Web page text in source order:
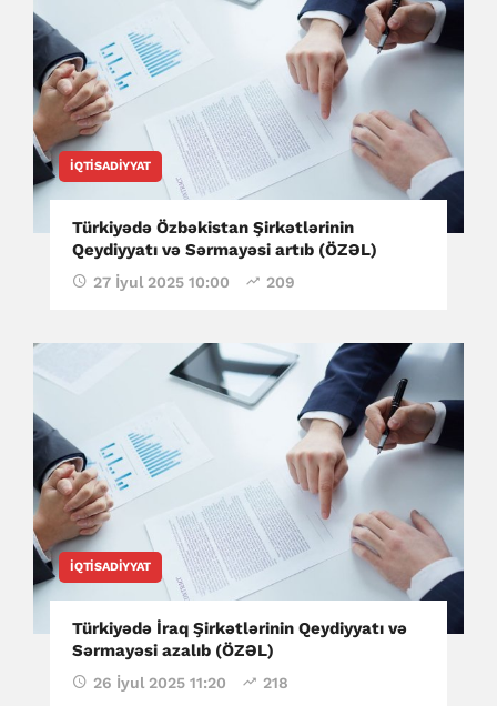
İQTISADIYYAT
Türkiyədə Özbəkistan Şirkətlərinin
Qeydiyyatı və Sərmayəsi artıb (ÖZƏL)
27 İyul 2025 10:00 209
İQTISADIYYAT
Türkiyədə İraq Şirkətlərinin Qeydiyyatı və
Sərmayəsi azalıb (ÖZƏL)
26 İyul 2025 11:20 218